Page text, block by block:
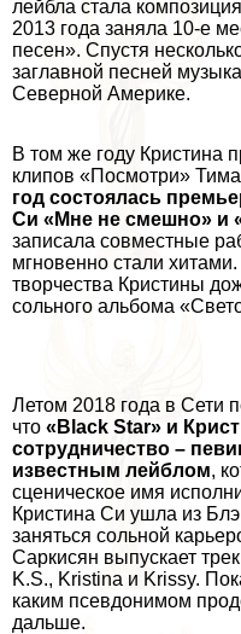
лейбла стала
2013 года заняла 10-е
песен». Спустя
заглавной песней
Северной Америке.
В том же году Кристина
клипов «Посмотри»
год состоялась
Си «Мне не смешно» и
записала совместные
мгновенно стали
творчества Кристины
сольного альбома
Летом 2018 года в Сети
что «Black Star» и
сотрудничество –
известным лейблом,
сценическое имя
Кристина Си ушла из
заняться сольной
Саркисян выпускает
K.S., Kristina и Krissy.
каким псевдонимом
дальше.